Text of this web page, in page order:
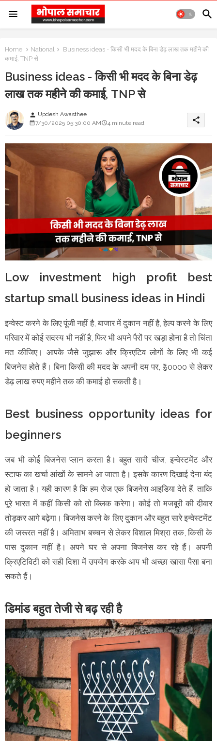
Home National
Business ideas - किसी भी मदद के बिना डेढ़ लाख तक महीने की
कमाई, TNP से
Business ideas - किसी भी मदद के बिना डेढ़
लाख तक महीने की कमाई, TNP से
person Updesh Awasthee
7/30/2025 05:30:00 AM
4 minute read share
Low investment high profit best
startup small business ideas in Hindi
इन्वेस्ट करने के लिए पूंजी नहीं है, बाजार में दुकान नहीं है, हेल्प करने के लिए
परिवार में कोई सदस्य भी नहीं है, फिर भी अपने पैरों पर खड़ा होना है तो चिंता
मत कीजिए। आपके जैसे जुझारू और क्रिएटिव लोगों के लिए भी कई
बिजनेस होते हैं। बिना किसी की मदद के अपनी दम पर, ₹50000 से लेकर
डेढ़ लाख रुपए महीने तक की कमाई हो सकती है।
Best business opportunity ideas for
beginners
जब भी कोई बिजनेस प्लान करता है। बहुत सारी चीज, इन्वेस्टमेंट और
स्टाफ का खर्चा आंखों के सामने आ जाता है। इसके कारण दिखाई देना बंद
हो जाता है। यही कारण है कि हम रोज एक बिजनेस आइडिया देते हैं, ताकि
पूरे भारत में कहीं किसी को तो क्लिक करेगा। कोई तो मजबूरी की दीवार
तोड़कर आगे बढ़ेगा। बिजनेस करने के लिए दुकान और बहुत सारे इन्वेस्टमेंट
की जरूरत नहीं है। अमिताभ बच्चन से लेकर विशाल मिश्रा तक, किसी के
पास दुकान नहीं है। अपने घर से अपना बिजनेस कर रहे हैं। अपनी
क्रिएटिविटी को सही दिशा में उपयोग करके आप भी अच्छा खासा पैसा बना
सकते हैं।
डिमांड बहुत तेजी से बढ़ रही है